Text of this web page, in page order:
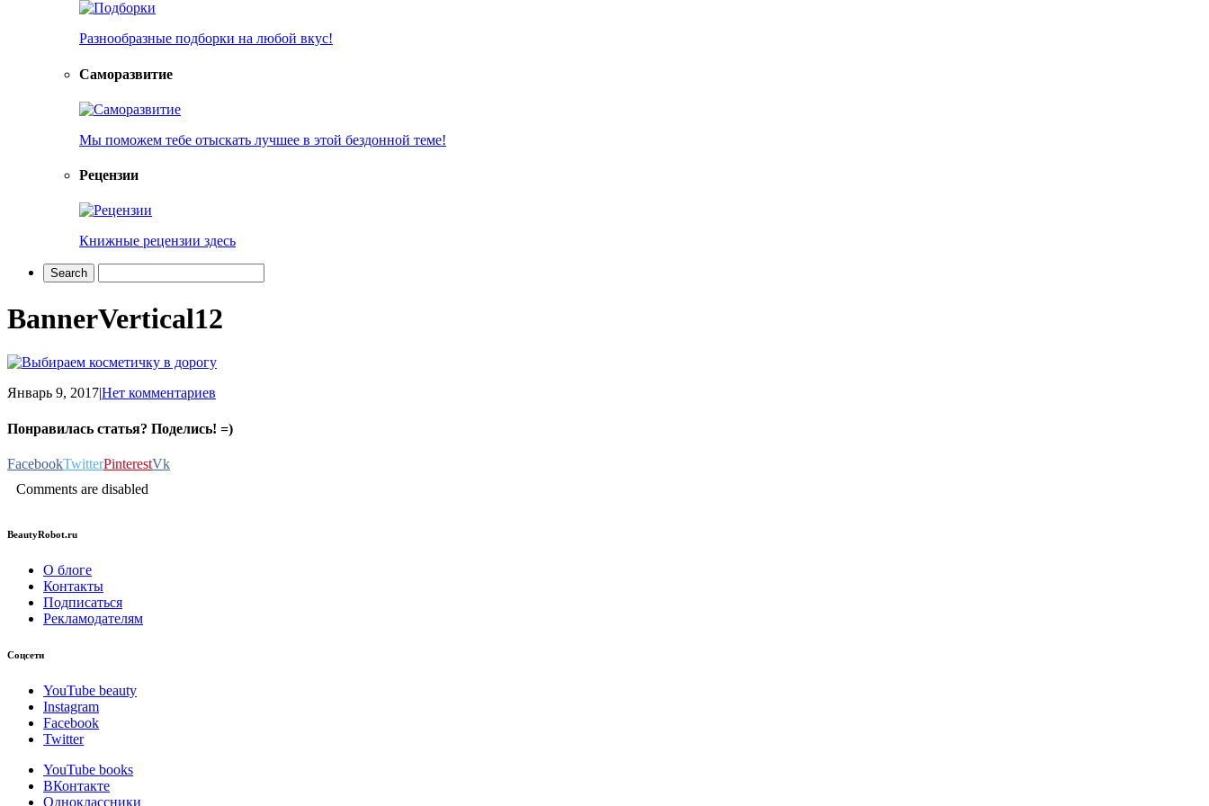
Разнообразные подборки на любой вкус!
Саморазвитие
Мы поможем тебе отыскать лучшее в этой бездонной теме!
Рецензии
Книжные рецензии здесь
BannerVertical12
Январь 9, 2017|Нет комментариев
Понравилась статья? Поделись! =)
FacebookTwitterPinterestVk
Comments are disabled
BeautyRobot.ru
О блоге
Контакты
Подписаться
Рекламодателям
Соцсети
YouTube beauty
Instagram
Facebook
Twitter
YouTube books
ВКонтакте
Одноклассники